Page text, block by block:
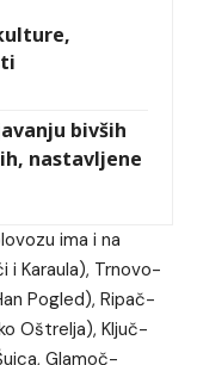
bivših
nastavljene
ima i na
i Karaula), Trnovo-
Pogled), Ripač-
Oštrelja), Ključ-
Glamoč-